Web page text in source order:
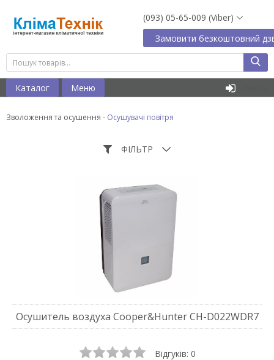
(093) 05-65-009 (Viber)
Замовити безкоштовний
Каталог Меню
Зволоження та осушення - Осушувачі повітря
ФІЛЬТР
Осушитель воздуха Cooper&Hunter CH-D022WDR7
Відгуків: 0